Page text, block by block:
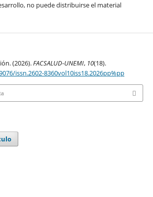
no puede distribuirse el material
(2026).FACSALUD-UNEMI, 10(18).
issn.2602-8360vol10iss18.2026pp%pp